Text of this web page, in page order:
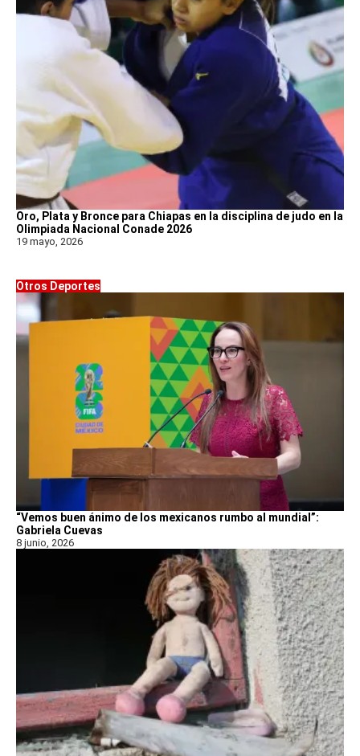
Oro, Plata y Bronce para Chiapas en la disciplina de judo en la
Olimpiada Nacional Conade 2026
19 mayo, 2026
Otros Deportes
“Vemos buen ánimo de los mexicanos rumbo al mundial”:
Gabriela Cuevas
8 junio, 2026